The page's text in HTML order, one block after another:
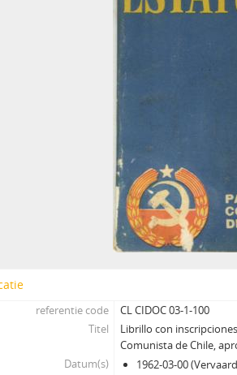
referentie code
CL CIDOC 03-1-100
Titel
Librillo con
Comunista de Chile,
Datum(s)
1962-03-00